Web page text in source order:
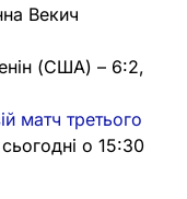
Векич
(США) – 6:2,
матч третього
о 15:30